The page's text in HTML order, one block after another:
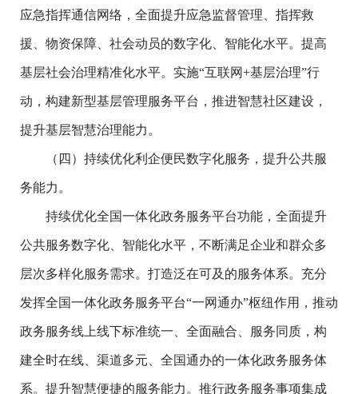
应急指挥通信网络，全面提升应急监督管理、指挥救
援、物资保障、社会动员的数字化、智能化水平。提高
基层社会治理精准化水平。实施“互联网+基层治理”行
动，构建新型基层管理服务平台，推进智慧社区建设，
提升基层智慧治理能力。
（四）持续优化利企便民数字化服务，提升公共服
务能力。
持续优化全国一体化政务服务平台功能，全面提升
公共服务数字化、智能化水平，不断满足企业和群众多
层次多样化服务需求。打造泛在可及的服务体系。充分
发挥全国一体化政务服务平台“一网通办”枢纽作用，推动
政务服务线上线下标准统一、全面融合、服务同质，构
建全时在线、渠道多元、全国通办的一体化政务服务体
系。提升智慧便捷的服务能力。推行政务服务事项集成